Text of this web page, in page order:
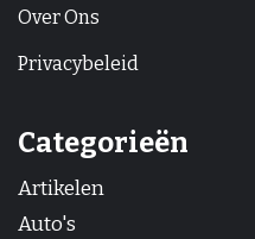
Over Ons
Privacybeleid
Categorieën
Artikelen
Auto's